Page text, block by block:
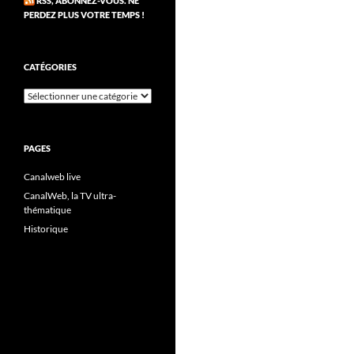
PERDEZ PLUS VOTRE TEMPS !
CATÉGORIES
Catégories
PAGES
Canalweb live
CanalWeb, la TV ultra-
thématique
Historique